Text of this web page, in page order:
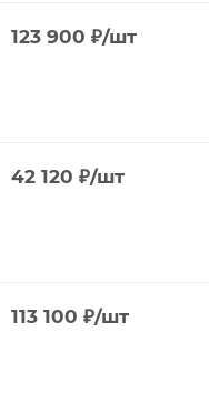
123 900 ₽/шт
42 120 ₽/шт
113 100 ₽/шт